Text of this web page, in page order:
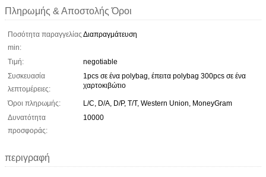
Πληρωμής & Αποστολής Όροι
Ποσότητα παραγγελίας
min:
Διαπραγμάτευση
Τιμή:
negotiable
Συσκευασία
λεπτομέρειες:
1pcs σε ένα polybag, έπειτα polybag 300pcs σε ένα
χαρτοκιβώτιο
Όροι πληρωμής:
L/C, D/A, D/P, T/T, Western Union, MoneyGram
Δυνατότητα
προσφοράς:
10000
περιγραφή